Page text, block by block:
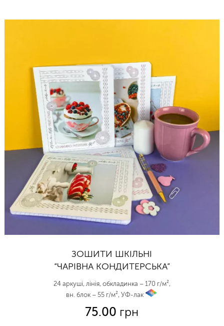
ЗОШИТИ ШКІЛЬНІ
“ЧАРІВНА КОНДИТЕРСЬКА”
24 аркуші, лінія, обкладинка – 170 г/м²,
вн. блок – 55 г/м², УФ-лак
75.00 грн